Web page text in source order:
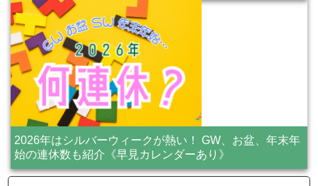
2026年はシルバーウィークが熱い！ GW、お盆、年末年
始の連休数も紹介《早見カレンダーあり》